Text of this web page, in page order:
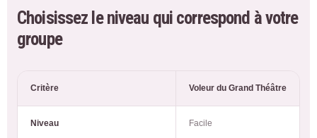
Choisissez le niveau qui correspond à votre
groupe
Critère Voleur du Grand Théâtre
Niveau Facile